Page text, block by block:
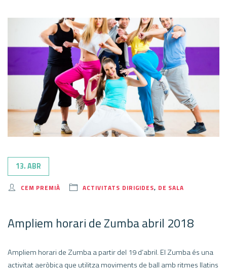
13. ABR
CEM PREMIÀ ACTIVITATS DIRIGIDES, DE SALA
Ampliem horari de Zumba abril 2018
Ampliem horari de Zumba a partir del 19 d’abril. El Zumba és una
activitat aeròbica que utilitza moviments de ball amb ritmes llatins